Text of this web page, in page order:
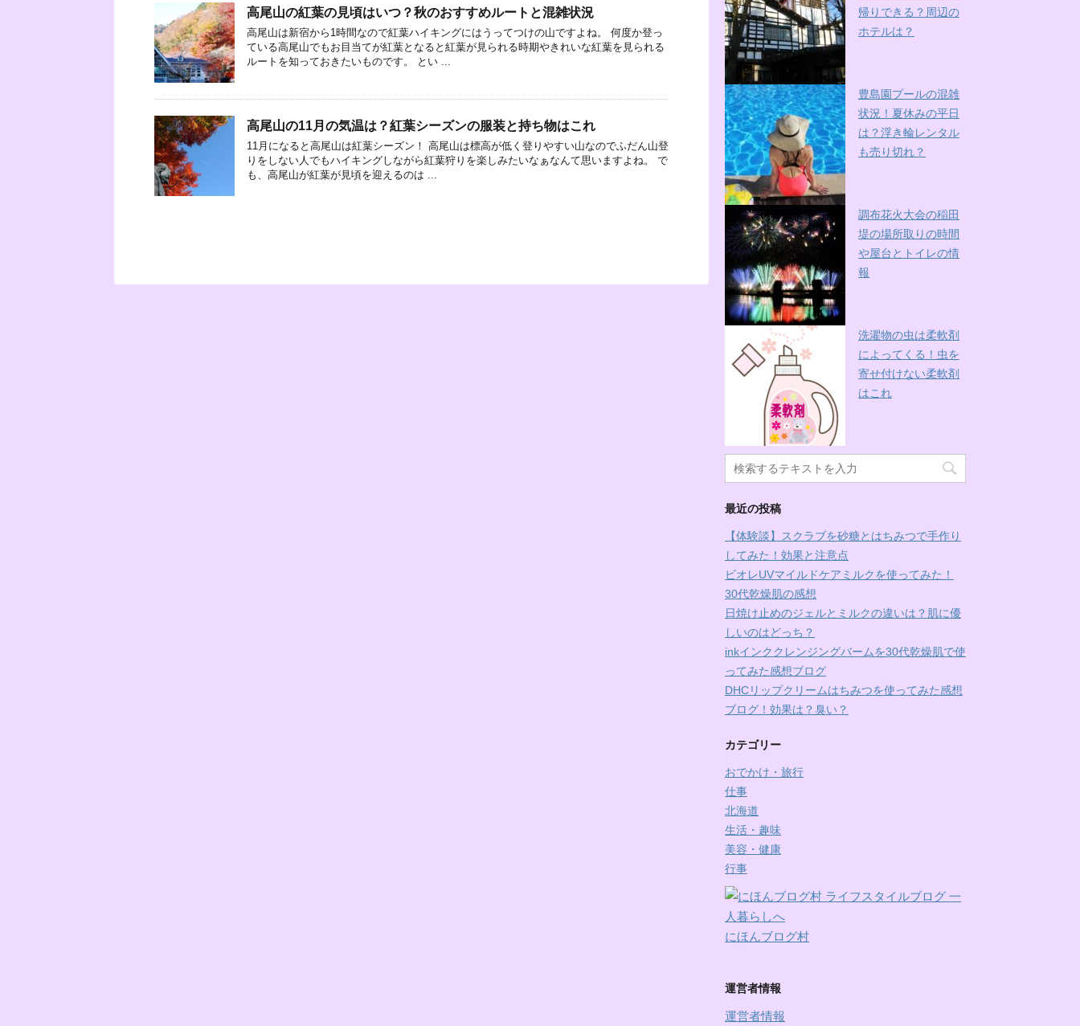
高尾山の紅葉の見頃はいつ？秋のおすすめルートと混雑状況
高尾山は新宿から1時間なので紅葉ハイキングにはうってつけの山ですよね。 何度か登っ
ている高尾山でもお目当てが紅葉となると紅葉が見られる時期やきれいな紅葉を見られる
ルートを知っておきたいものです。 とい ...
高尾山の11月の気温は？紅葉シーズンの服装と持ち物はこれ
11月になると高尾山は紅葉シーズン！ 高尾山は標高が低く登りやすい山なのでふだん山登
りをしない人でもハイキングしながら紅葉狩りを楽しみたいなぁなんて思いますよね。 で
も、高尾山が紅葉が見頃を迎えるのは ...
帰りできる？周辺の
ホテルは？
豊島園プールの混雑
状況！夏休みの平日
は？浮き輪レンタル
も売り切れ？
調布花火大会の稲田
堤の場所取りの時間
や屋台とトイレの情
報
洗濯物の虫は柔軟剤
によってくる！虫を
寄せ付けない柔軟剤
はこれ
最近の投稿
【体験談】スクラブを砂糖とはちみつで手作り
してみた！効果と注意点
ビオレUVマイルドケアミルクを使ってみた！
30代乾燥肌の感想
日焼け止めのジェルとミルクの違いは？肌に優
しいのはどっち？
inkインククレンジングバームを30代乾燥肌で使
ってみた感想ブログ
DHCリップクリームはちみつを使ってみた感想
ブログ！効果は？臭い？
カテゴリー
おでかけ・旅行
仕事
北海道
生活・趣味
美容・健康
行事
にほんブログ村
運営者情報
運営者情報